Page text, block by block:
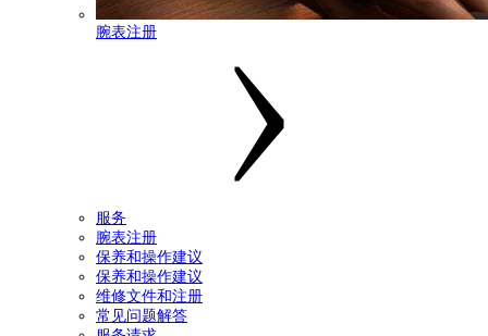
腕表注册
服务
腕表注册
保养和操作建议
保养和操作建议
维修文件和注册
常见问题解答